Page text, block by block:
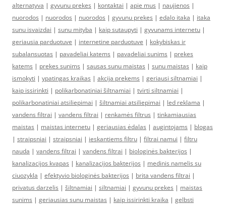
alternatyva | gyvunu prekes | kontaktai | apie mus | naujienos |
nuorodos | nuorodos | nuorodos | gyvunu prekes | edalo itaka | itaka
sunu isvaizdai | sunu mityba | kaip sutaupyti | gyvunams internetu |
geriausia parduotuve | internetine parduotuve | kokybiskas ir
subalansuotas | pavadeliai katems | pavadeliai sunims | prekes
katems | prekes sunims | sausas sunu maistas | sunu maistas | kaip
ismokyti | ypatingas kraikas | akcija prekems | geriausi siltnamiai |
kaip issirinkti | polikarbonatiniai šiltnamiai | tvirti siltnamiai |
polikarbonatiniai atsiliepimai | šiltnamiai atsiliepimai | led reklama |
vandens filtrai | vandens filtrai | renkamės filtrus | tinkamiausias
maistas | maistas internetu | geriausias ėdalas | augintojams | blogas
| straipsniai | straipsniai | ieskantiems filtru | filtrai namui | filtru
nauda | vandens filtrai | vandens filtrai | biologinės bakterijos |
kanalizacijos kvapas | kanalizacijos bakterijos | medinis namelis su
ciuozykla | efektyvio biologinės bakterijos | brita vandens filtrai |
privatus darzelis | šiltnamiai | siltnamiai | gyvunu prekes | maistas
sunims | geriausias sunu maistas | kaip issirinkti kraika | gelbsti